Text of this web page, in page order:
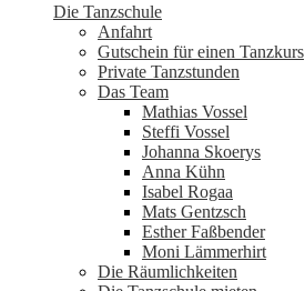
Die Tanzschule
Anfahrt
Gutschein für einen Tanzkurs
Private Tanzstunden
Das Team
Mathias Vossel
Steffi Vossel
Johanna Skoerys
Anna Kühn
Isabel Rogaa
Mats Gentzsch
Esther Faßbender
Moni Lämmerhirt
Die Räumlichkeiten